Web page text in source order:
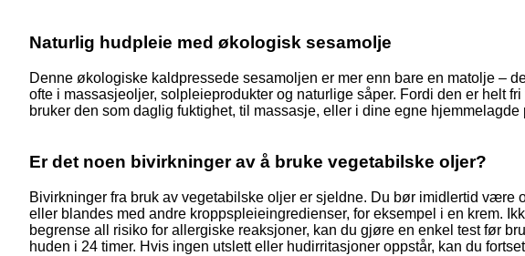
Naturlig hudpleie med økologisk sesamolje
Denne økologiske kaldpressede sesamoljen er mer enn bare en matolje –
ofte i massasjeoljer, solpleieprodukter og naturlige såper. Fordi den er helt
bruker den som daglig fuktighet, til massasje, eller i dine egne
Er det noen bivirkninger av å bruke vegetabilske oljer?
Bivirkninger fra bruk av vegetabilske oljer er sjeldne. Du bør imidlertid
eller blandes med andre kroppspleieingredienser, for eksempel i en krem.
begrense all risiko for allergiske reaksjoner, kan du gjøre en enkel test før
huden i 24 timer. Hvis ingen utslett eller hudirritasjoner oppstår, kan du